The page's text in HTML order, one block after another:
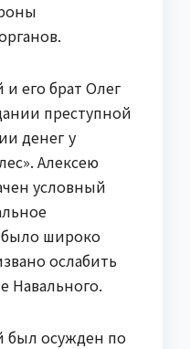
его брат Олег
преступной
денег у
Алексею
условный
было широко
ослабить
Навального.
был осужден по